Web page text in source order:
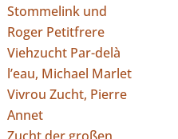
Stommelink und
Roger Petitfrere
Viehzucht Par-delà
l’eau, Michael Marlet
Vivrou Zucht, Pierre
Annet
Zucht der großen